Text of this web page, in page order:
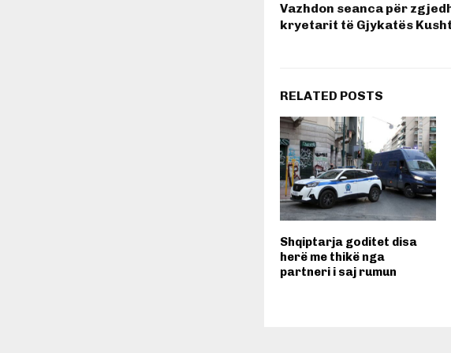
Vazhdon seanca për
kryetarit të Gjykatës
RELATED POSTS
Shqiptarja goditet disa
herë me thikë nga
partneri i saj rumun